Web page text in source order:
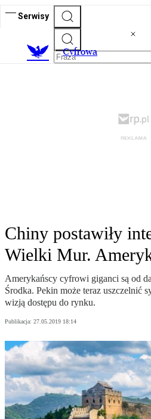
Serwisy
Cyfrowa
Chiny postawiły
Wielki Mur.
Amerykańscy cyfrowi giganci są od
Środka. Pekin może teraz uszczelnić
wizją dostępu do rynku.
Publikacja: 27.05.2019 18:14